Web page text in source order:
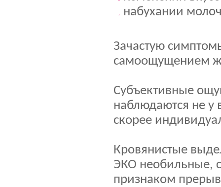
набухании
Зачастую
самоощущением
Субъективные
наблюдаются не у
скорее
Кровянистые
ЭКО необильные,
признаком